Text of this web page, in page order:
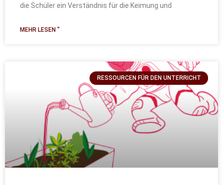
die Schüler ein Verständnis für die Keimung und
MEHR LESEN "
RESSOURCEN FÜR DEN UNTERRICHT